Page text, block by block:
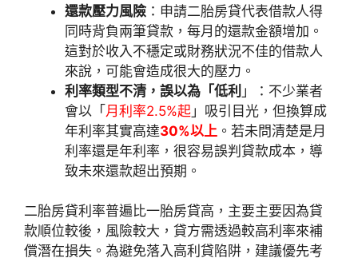
還款壓力風險 ：申請二胎房貸代表借款人得
同時背負兩筆貸款，每月的還款金額增加。
這對於收入不穩定或財務狀況不佳的借款人
來說，可能會造成很大的壓力。
利率類型不清，誤以為「低利 」：不少業者
會以「月利率2.5%起 」吸引目光，但換算成
年利率其實高達30%以上 。若未問清楚是月
利率還是年利率，很容易誤判貸款成本，導
致未來還款超出預期。
二胎房貸利率普遍比一胎房貸高，主要主要因為貸
款順位較後，風險較大，貸方需透過較高利率來補
償潛在損失。為避免落入高利貸陷阱，建議優先考